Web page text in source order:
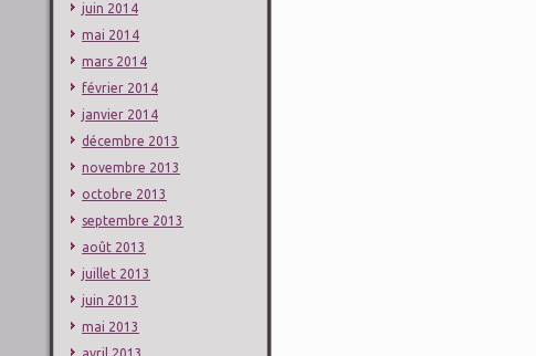
juin 2014
mai 2014
mars 2014
février 2014
janvier 2014
décembre 2013
novembre 2013
octobre 2013
septembre 2013
août 2013
juillet 2013
juin 2013
mai 2013